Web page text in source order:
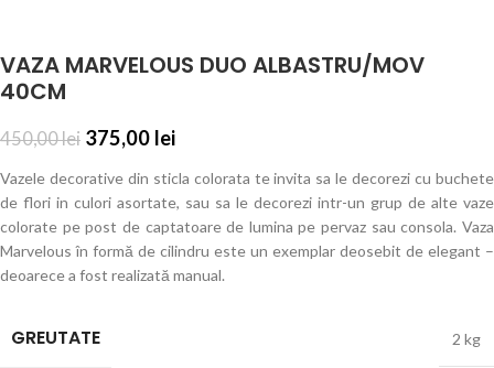
VAZA MARVELOUS DUO ALBASTRU/MOV
40CM
450,00lei 375,00 lei
Vazele decorative din sticla colorata te invita sa le decorezi cu buchete
de flori in culori asortate, sau sa le decorezi intr-un grup de alte vaze
colorate pe post de captatoare de lumina pe pervaz sau consola. Vaza
Marvelous în formă de cilindru este un exemplar deosebit de elegant –
deoarece a fost realizată manual.
GREUTATE 2 kg